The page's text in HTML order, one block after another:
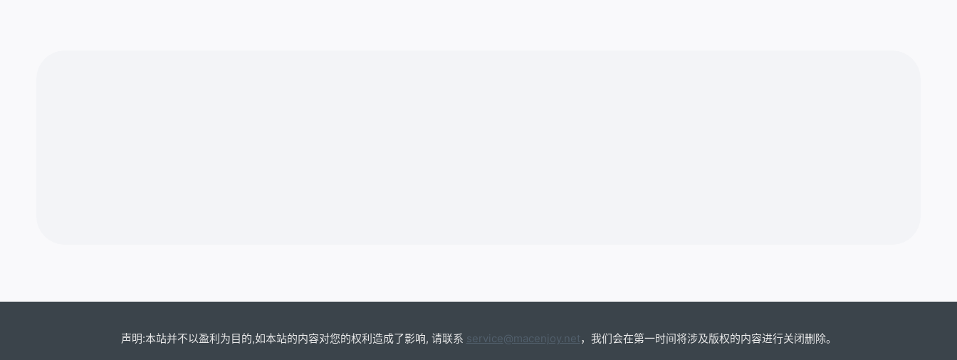
声明:本站并不以盈利为目的,如本站的内容对您的权利造成了影响, 请联系 service@macenjoy.net，我们会在第一时间将涉及版权的内容进行关闭删除。